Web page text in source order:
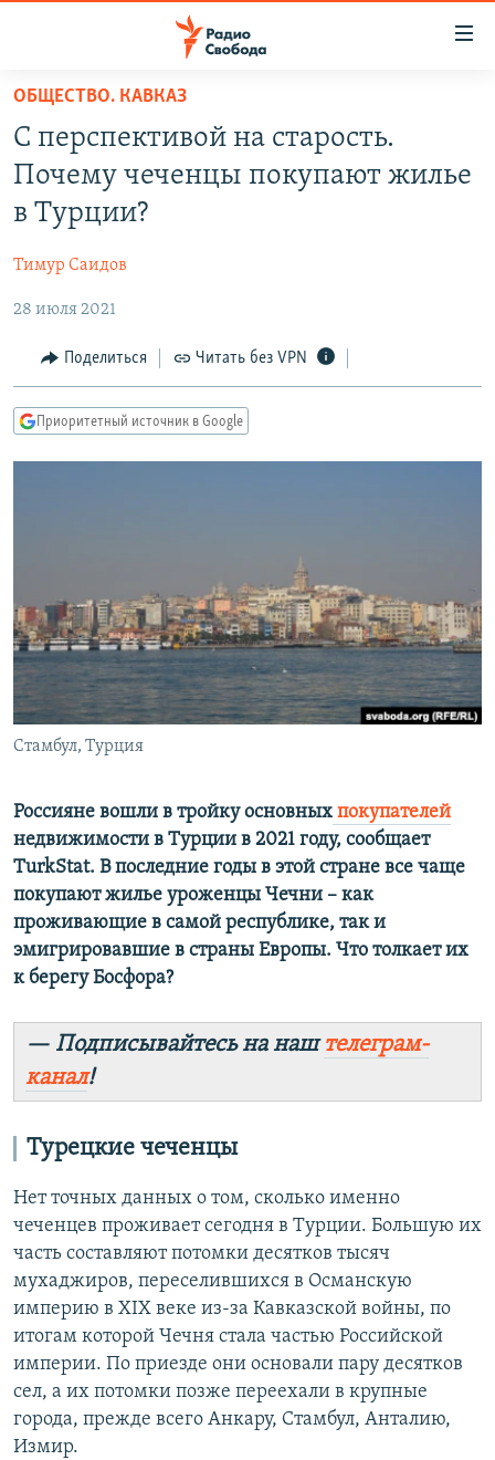
упрощенного
доступа
Вернуться
основному
Вернутся
навигации
Вернутся
поиску
ПОДКАСТЫ
АВТОРСКИЕ ПРОЕКТЫ
МНЕНИЯ
КУЛЬТУРА
IDEL.РЕАЛИИ
СЕВЕР.РЕАЛИИ
СОЦИАЛЬНЫЕ СЕТИ
ОБЩЕСТВО. КАВКАЗ
С перспективой на старость.
Почему чеченцы покупают жилье
в Турции?
Тимур Саидов
28 июля 2021
Поделиться Читать без VPN
Приоритетный источник в Google
Стамбул, Турция
Россияне вошли в тройку основных покупателей
недвижимости в Турции в 2021 году, сообщает
TurkStat. В последние годы в этой стране все чаще
покупают жилье уроженцы Чечни – как
проживающие в самой республике, так и
эмигрировавшие в страны Европы. Что толкает их
к берегу Босфора?
— Подписывайтесь на наштелеграм-
канал!
Турецкие чеченцы
Нет точных данных о том, сколько именно
чеченцев проживает сегодня в Турции. Большую их
часть составляют потомки десятков тысяч
мухаджиров, переселившихся в Османскую
империю в XIX веке из-за Кавказской войны, по
итогам которой Чечня стала частью Российской
империи. По приезде они основали пару десятков
сел, а их потомки позже переехали в крупные
города, прежде всего Анкару, Стамбул, Анталию,
Измир.